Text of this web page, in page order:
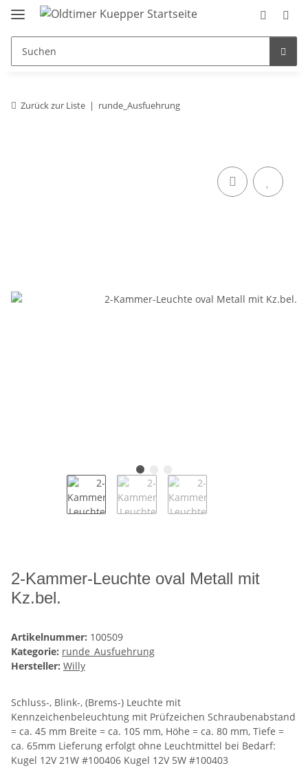
Zurück zur Liste runde_Ausfuehrung
2-Kammer-Leuchte oval Metall mit
Kz.bel.
Artikelnummer: 100509
Kategorie: runde_Ausfuehrung
Hersteller: Willy
Schluss-, Blink-, (Brems-) Leuchte mit
Kennzeichenbeleuchtung mit Prüfzeichen Schraubenabstand
= ca. 45 mm Breite = ca. 105 mm, Höhe = ca. 80 mm, Tiefe =
ca. 65mm Lieferung erfolgt ohne Leuchtmittel bei Bedarf:
Kugel 12V 21W #100406 Kugel 12V 5W #100403